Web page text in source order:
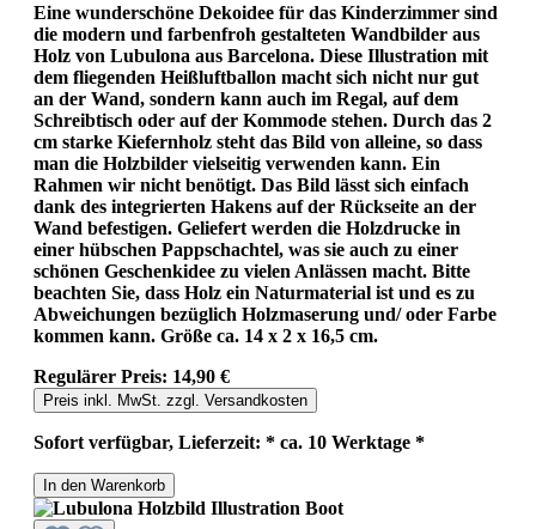
Eine wunderschöne Dekoidee für das Kinderzimmer sind
die modern und farbenfroh gestalteten Wandbilder aus
Holz von Lubulona aus Barcelona. Diese Illustration mit
dem fliegenden Heißluftballon macht sich nicht nur gut
an der Wand, sondern kann auch im Regal, auf dem
Schreibtisch oder auf der Kommode stehen. Durch das 2
cm starke Kiefernholz steht das Bild von alleine, so dass
man die Holzbilder vielseitig verwenden kann. Ein
Rahmen wir nicht benötigt. Das Bild lässt sich einfach
dank des integrierten Hakens auf der Rückseite an der
Wand befestigen. Geliefert werden die Holzdrucke in
einer hübschen Pappschachtel, was sie auch zu einer
schönen Geschenkidee zu vielen Anlässen macht. Bitte
beachten Sie, dass Holz ein Naturmaterial ist und es zu
Abweichungen bezüglich Holzmaserung und/ oder Farbe
kommen kann. Größe ca. 14 x 2 x 16,5 cm.
Regulärer Preis: 14,90 €
Preis inkl. MwSt. zzgl. Versandkosten
Sofort verfügbar, Lieferzeit: * ca. 10 Werktage *
In den Warenkorb